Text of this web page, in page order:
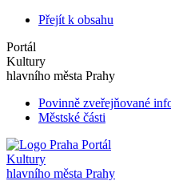
Přejít k obsahu
Portál
Kultury
hlavního města Prahy
Povinně zveřejňované
Městské části
Portál
Kultury
hlavního města Prahy